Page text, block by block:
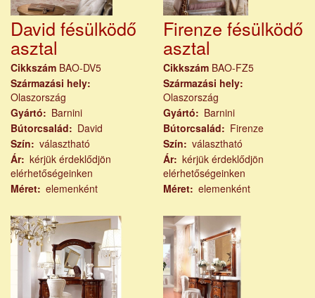
David fésülködő
asztal
Cikkszám BAO-DV5
Származási hely
Olaszország
Gyártó
Barnini
Bútorcsalád
David
Szín
választható
Ár kérjük érdeklődjön
elérhetőségeinken
Méret elemenként
Firenze fésülködő
asztal
Cikkszám BAO-FZ5
Származási hely
Olaszország
Gyártó
Barnini
Bútorcsalád
Firenze
Szín
választható
Ár
kérjük érdeklődjön
elérhetőségeinken
Méret
elemenként